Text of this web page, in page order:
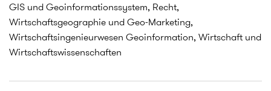
GIS und Geoinformationssystem, Recht,
Wirtschaftsgeographie und Geo-Marketing,
Wirtschaftsingenieurwesen Geoinformation, Wirtschaft und
Wirtschaftswissenschaften